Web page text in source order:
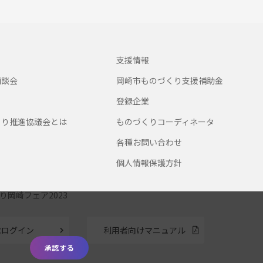
会
推進協議会とは
支援情報
岡崎市ものづくり支援補助金
登録企業
ものづくりコーディネータ
各種お問い合わせ
個人情報保護方針
岡崎フェア2023
グイン 利用者向けマニュアル
承認する